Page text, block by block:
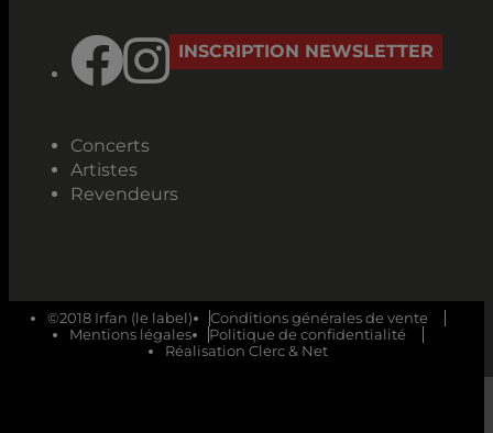
INSCRIPTION NEWSLETTER
Concerts
Artistes
Revendeurs
©2018 Irfan (le label)
Conditions générales de vente
Mentions légales
Politique de confidentialité
Réalisation Clerc & Net